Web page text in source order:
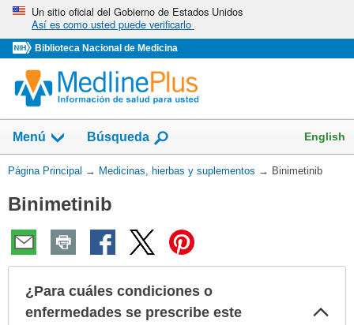
Omita
vaya
al
Contenido
Un sitio oficial del Gobierno de Estados Unidos
Así es como usted puede verificarlo
Biblioteca Nacional de Medicina
Menú
Mostrar
campo
de
Búsqueda English
Usted
aquí:
Página Principal → Medicinas, hierbas y suplementos → Binimetinib
Binimetinib
¿Para cuáles condiciones o
enfermedades se prescribe este